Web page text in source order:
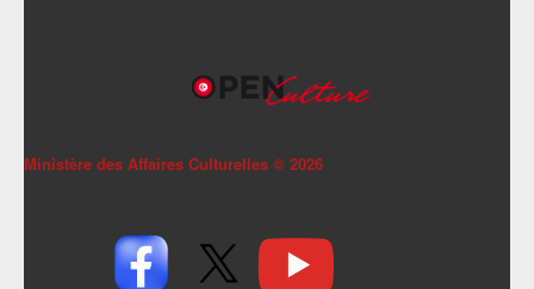
Ministère des Affaires Culturelles © 2026